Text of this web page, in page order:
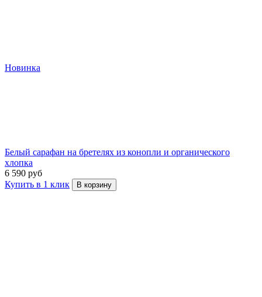
Новинка
Белый сарафан на бретелях из конопли и органического
хлопка
6 590 руб
Купить в 1 клик
В корзину